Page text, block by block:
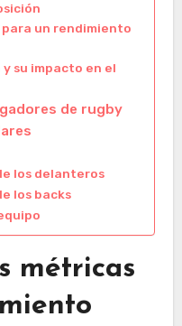
un rendimiento
su impacto en el
de rugby
los delanteros
los backs
métricas